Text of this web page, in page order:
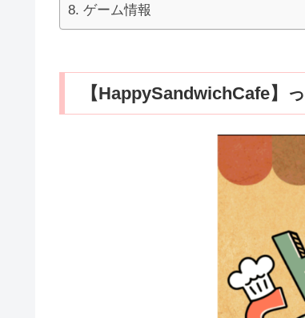
ゲーム情報
【HappySandwichCafe】